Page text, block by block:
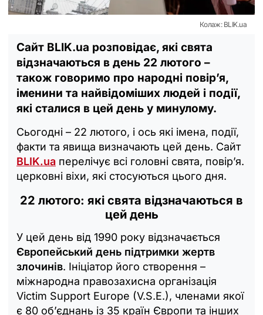
Колаж: BLIK.ua
Сайт BLIK.ua розповідає, які свята
відзначаються в день 22 лютого –
також говоримо про народні повір’я,
іменини та найвідоміших людей і події,
які сталися в цей день у минулому.
Сьогодні – 22 лютого, і ось які імена, події,
факти та явища визначають цей день. Сайт
BLIK.ua перелічує всі головні свята, повір’я.
церковні віхи, які стосуються цього дня.
22 лютого: які свята відзначаються в
цей день
У цей день від 1990 року відзначається
Європейський день підтримки жертв
злочинів. Ініціатор його створення –
міжнародна правозахисна організація
Victim Support Europe (V.S.E.), членами якої
є 80 об’єднань із 35 країн Європи та інших